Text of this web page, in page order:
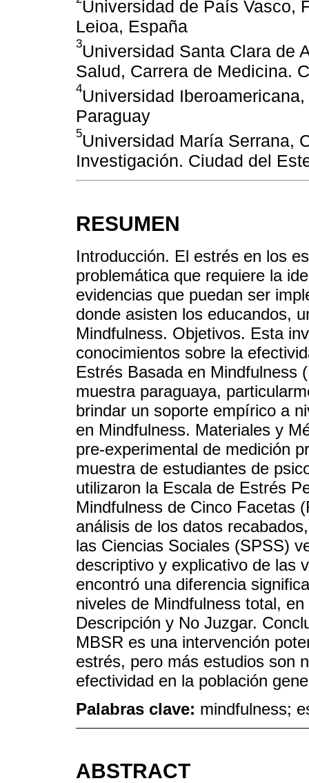
Universidad de País Vasco,
Leioa, España
3Universidad Santa Clara de
Salud, Carrera de Medicina.
4Universidad
Paraguay
5Universidad María Serrana,
Investigación. Ciudad del
RESUMEN
Introducción. El estrés en los
problemática que requiere la
evidencias que puedan ser
donde asisten los educandos,
Mindfulness. Objetivos. Esta
conocimientos sobre la
Estrés Basada en Mindfulness
muestra paraguaya,
brindar un soporte empírico a
en Mindfulness. Materiales y
pre-experimental de medición
muestra de estudiantes de
utilizaron la Escala de Estrés
Mindfulness de Cinco Facetas
análisis de los datos
las Ciencias Sociales (SPSS)
descriptivo y explicativo de las
encontró una diferencia
niveles de Mindfulness total,
Descripción y No Juzgar.
MBSR es una intervención
estrés, pero más estudios son
efectividad en la población
Palabras clave: mindfulness;
ABSTRACT